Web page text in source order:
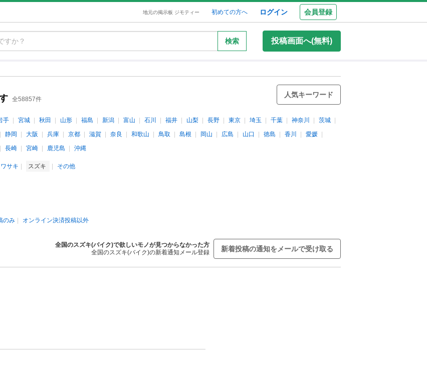
地元の掲示板 ジモティー 初めての方へ ログイン 会員登録
検索 投稿画面へ(無料)
全58857件
人気キーワード
手 宮城 秋田 山形 福島 新潟 富山 石川 福井 山梨 長野 東京 埼玉 千葉 神奈川
茨城
静岡 大阪 兵庫 京都 滋賀 奈良 和歌山 鳥取 島根 岡山 広島 山口 徳島 香川
愛媛
長崎 宮崎 鹿児島 沖縄
サキ スズキ その他
のみ オンライン決済投稿以外
全国のスズキ(バイク)で欲しいモノが見つからなかった方
全国のスズキ(バイク)の新着通知メール登録
新着投稿の通知をメールで受け取る